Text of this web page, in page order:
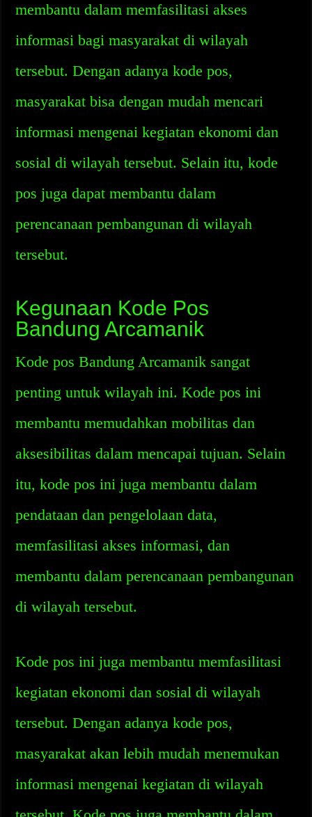
membantu dalam memfasilitasi akses
informasi bagi masyarakat di wilayah
tersebut. Dengan adanya kode pos,
masyarakat bisa dengan mudah mencari
informasi mengenai kegiatan ekonomi dan
sosial di wilayah tersebut. Selain itu, kode
pos juga dapat membantu dalam
perencanaan pembangunan di wilayah
tersebut.
Kegunaan Kode Pos
Bandung Arcamanik
Kode pos Bandung Arcamanik sangat
penting untuk wilayah ini. Kode pos ini
membantu memudahkan mobilitas dan
aksesibilitas dalam mencapai tujuan. Selain
itu, kode pos ini juga membantu dalam
pendataan dan pengelolaan data,
memfasilitasi akses informasi, dan
membantu dalam perencanaan pembangunan
di wilayah tersebut.
Kode pos ini juga membantu memfasilitasi
kegiatan ekonomi dan sosial di wilayah
tersebut. Dengan adanya kode pos,
masyarakat akan lebih mudah menemukan
informasi mengenai kegiatan di wilayah